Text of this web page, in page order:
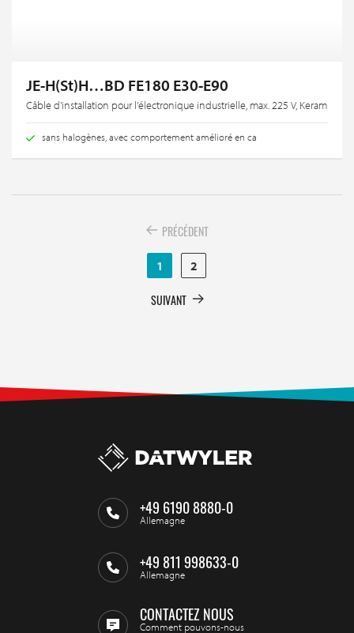
JE-H(St)H…BD FE180 E30-E90
Câble d'installation pour l'électronique industrielle, max. 225 V, Keram
sans halogènes, avec comportement amélioré en ca
PRÉCÉDENT
1 2
SUIVANT
+49 6190 8880-0
Allemagne
+49 811 998633-0
Allemagne
CONTACTEZ NOUS
Comment pouvons-nous